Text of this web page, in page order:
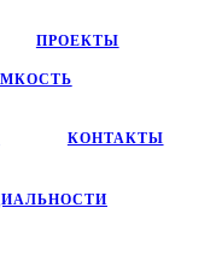
ПРОЕКТЫ
КОНТАКТЫ